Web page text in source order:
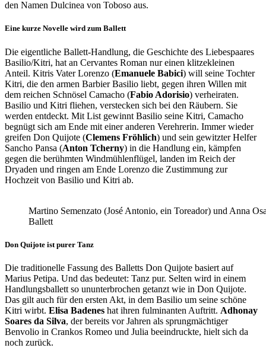
den Namen Dulcinea von Toboso aus.
Eine kurze Novelle wird zum Ballett
Die eigentliche Ballett-Handlung, die Geschichte des Liebespaares
Basilio/Kitri, hat an Cervantes Roman nur einen klitzekleinen
Anteil. Kitris Vater Lorenzo (Emanuele Babici) will seine Tochter
Kitri, die den armen Barbier Basilio liebt, gegen ihren Willen mit
dem reichen Schnösel Camacho (Fabio Adorisio) verheiraten.
Basilio und Kitri fliehen, verstecken sich bei den Räubern. Sie
werden entdeckt. Mit List gewinnt Basilio seine Kitri, Camacho
begnügt sich am Ende mit einer anderen Verehrerin. Immer wieder
greifen Don Quijote (Clemens Fröhlich) und sein gewitzter Helfer
Sancho Pansa (Anton Tcherny) in die Handlung ein, kämpfen
gegen die berühmten Windmühlenflügel, landen im Reich der
Dryaden und ringen am Ende Lorenzo die Zustimmung zur
Hochzeit von Basilio und Kitri ab.
Martino Semenzato (José Antonio, ein Toreador) und Anna
Ballett
Don Quijote ist purer Tanz
Die traditionelle Fassung des Balletts Don Quijote basiert auf
Marius Petipa. Und das bedeutet: Tanz pur. Selten wird in einem
Handlungsballett so ununterbrochen getanzt wie in Don Quijote.
Das gilt auch für den ersten Akt, in dem Basilio um seine schöne
Kitri wirbt. Elisa Badenes hat ihren fulminanten Auftritt. Adhonay
Soares da Silva, der bereits vor Jahren als sprungmächtiger
Benvolio in Crankos Romeo und Julia beeindruckte, hielt sich da
noch zurück.